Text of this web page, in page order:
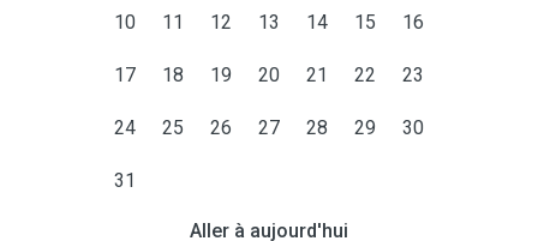
10 11 12 13 14 15 16
17 18 19 20 21 22 23
24 25 26 27 28 29 30
31
Aller à aujourd'hui